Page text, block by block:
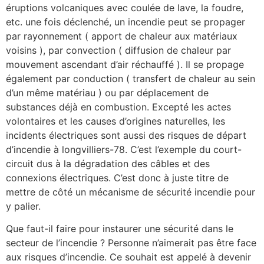
éruptions volcaniques avec coulée de lave, la foudre,
etc. une fois déclenché, un incendie peut se propager
par rayonnement ( apport de chaleur aux matériaux
voisins ), par convection ( diffusion de chaleur par
mouvement ascendant d’air réchauffé ). Il se propage
également par conduction ( transfert de chaleur au sein
d’un même matériau ) ou par déplacement de
substances déjà en combustion. Excepté les actes
volontaires et les causes d’origines naturelles, les
incidents électriques sont aussi des risques de départ
d’incendie à longvilliers-78. C’est l’exemple du court-
circuit dus à la dégradation des câbles et des
connexions électriques. C’est donc à juste titre de
mettre de côté un mécanisme de sécurité incendie pour
y palier.
Que faut-il faire pour instaurer une sécurité dans le
secteur de l’incendie ? Personne n’aimerait pas être face
aux risques d’incendie. Ce souhait est appelé à devenir